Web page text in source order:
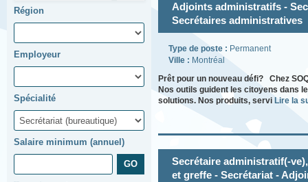
Région
Employeur
Spécialité
Salaire minimum (annuel)
Adjoints administratifs -
Secrétaires administratives
Type de poste : Permanent
Ville : Montréal
Prêt pour un nouveau défi? Chez
Nos outils guident les citoyens dans
solutions. Nos produits, servi Lire la
Secrétaire administratif(-
et greffe - Secrétariat -